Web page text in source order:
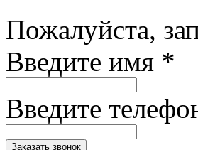
Пожалуйста,
Введите имя *
Введите